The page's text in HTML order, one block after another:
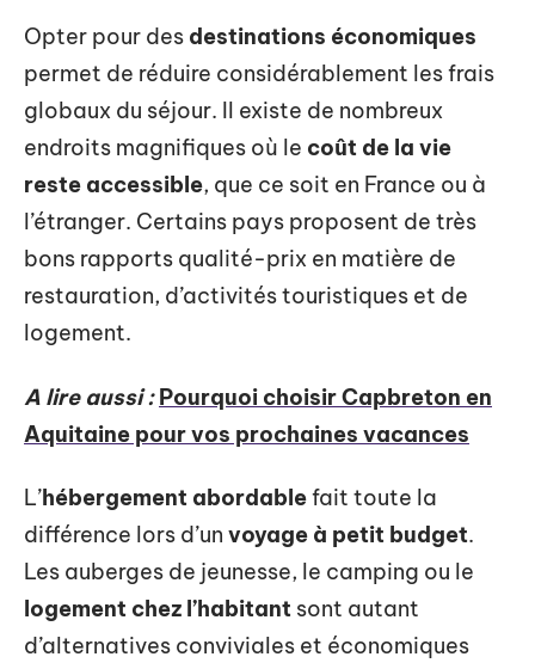
Opter pour des destinations économiques
permet de réduire considérablement les frais
globaux du séjour. Il existe de nombreux
endroits magnifiques où le coût de la vie
reste accessible, que ce soit en France ou à
l’étranger. Certains pays proposent de très
bons rapports qualité-prix en matière de
restauration, d’activités touristiques et de
logement.
A lire aussi : Pourquoi choisir Capbreton en
Aquitaine pour vos prochaines vacances
L’hébergement abordablefait toute la
différence lors d’un voyage à petit budget.
Les auberges de jeunesse, le camping ou le
logement chez l’habitant sont autant
d’alternatives conviviales et économiques